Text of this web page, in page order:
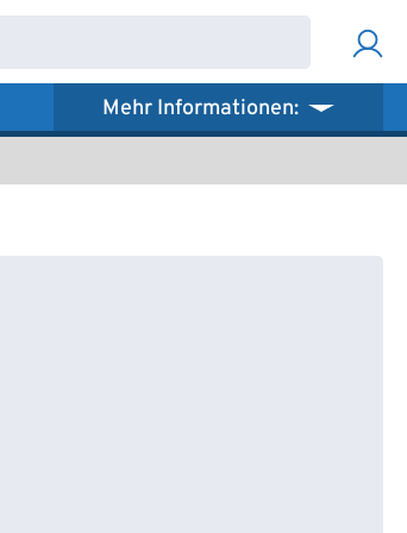
Mehr Informationen: